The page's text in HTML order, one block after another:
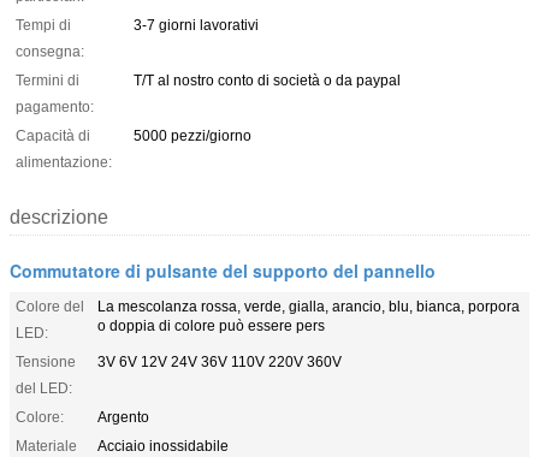
Tempi di
consegna:
3-7 giorni lavorativi
Termini di
pagamento:
T/T al nostro conto di società o da paypal
Capacità di
alimentazione:
5000 pezzi/giorno
descrizione
Commutatore di pulsante del supporto del pannello
Colore del
LED:
La mescolanza rossa, verde, gialla, arancio, blu, bianca, porpora
o doppia di colore può essere pers
Tensione
del LED:
3V 6V 12V 24V 36V 110V 220V 360V
Colore:
Argento
Materiale
Acciaio inossidabile